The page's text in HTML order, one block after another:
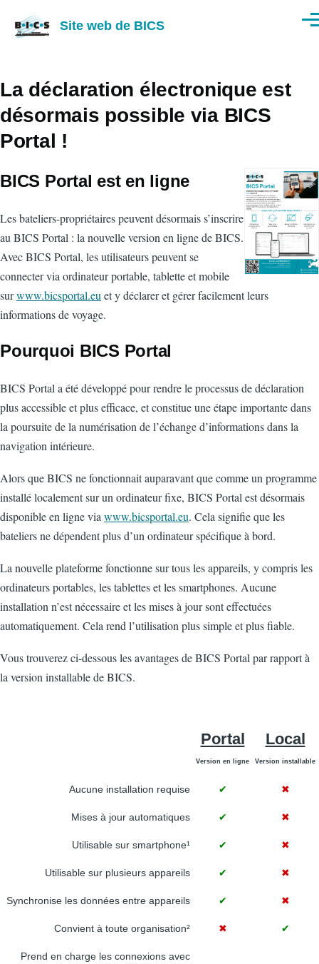
Site web de BICS
La déclaration électronique est
désormais possible via BICS
Portal !
BICS Portal est en ligne
Les bateliers-propriétaires peuvent désormais s’inscrire
au BICS Portal : la nouvelle version en ligne de BICS.
Avec BICS Portal, les utilisateurs peuvent se
connecter via ordinateur portable, tablette et mobile
surwww.bicsportal.eu et y déclarer et gérer facilement leurs
informations de voyage.
Pourquoi BICS Portal
BICS Portal a été développé pour rendre le processus de déclaration
plus accessible et plus efficace, et constitue une étape importante dans
la poursuite de la numérisation de l’échange d’informations dans la
navigation intérieure.
Alors que BICS ne fonctionnait auparavant que comme un programme
installé localement sur un ordinateur fixe, BICS Portal est désormais
disponible en ligne via www.bicsportal.eu. Cela signifie que les
bateliers ne dépendent plus d’un ordinateur spécifique à bord.
La nouvelle plateforme fonctionne sur tous les appareils, y compris les
ordinateurs portables, les tablettes et les smartphones. Aucune
installation n’est nécessaire et les mises à jour sont effectuées
automatiquement. Cela rend l’utilisation plus simple et plus fiable.
Vous trouverez ci-dessous les avantages de BICS Portal par rapport à
la version installable de BICS.
Portal
Version en ligne
Local
Version installable
Aucune installation requise ✔ ✖
Mises à jour automatiques ✔ ✖
Utilisable sur smartphone¹ ✔ ✖
Utilisable sur plusieurs appareils ✔ ✖
Synchronise les données entre appareils ✔ ✖
Convient à toute organisation² ✖ ✔
Prend en charge les connexions avec